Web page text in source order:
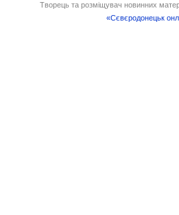
Творець та розміщувач новинних
«Сєвєродонецьк